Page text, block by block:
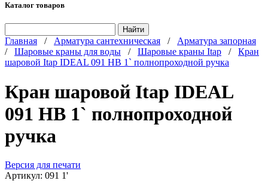
Каталог товаров
Главная / Арматура сантехническая / Арматура запорная
/ Шаровые краны для воды / Шаровые краны Itap / Кран
шаровой Itap IDEAL 091 НВ 1` полнопроходной ручка
Кран шаровой Itap IDEAL
091 НВ 1` полнопроходной
ручка
Версия для печати
Артикул: 091 1'